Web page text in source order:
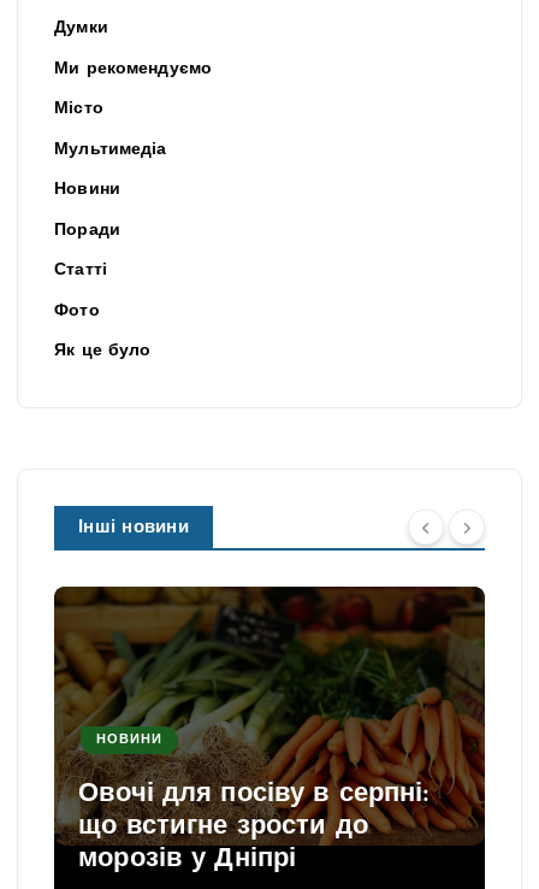
Думки
Ми рекомендуємо
Місто
Мультимедіа
Новини
Поради
Статті
Фото
Як це було
Інші новини
НОВИНИ
Овочі для посіву в серпні:
що встигне зрости до
морозів у Дніпрі